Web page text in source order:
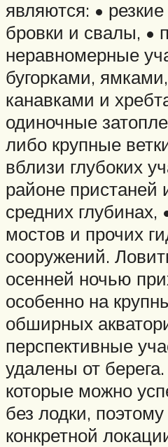
являются: •
бровки и свалы, •
неравномерные
бугорками,
канавками и
одиночные
либо крупные
вблизи глубоких
районе
средних глубинах,
мостов и прочих
сооружений.
осенней ночью
особенно на
обширных
перспективные
удалены от
которые можно
без лодки,
конкретной